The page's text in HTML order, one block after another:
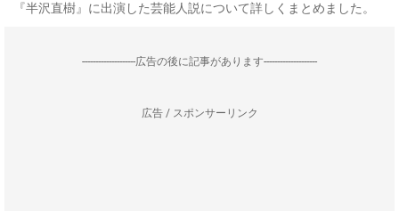
『半沢直樹』に出演した芸能人説について詳しくまとめました。
--------------------広告の後に記事があります--------------------
広告 / スポンサーリンク